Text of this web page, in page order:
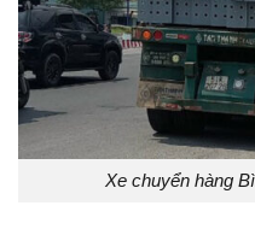
Xe chuyển hàng